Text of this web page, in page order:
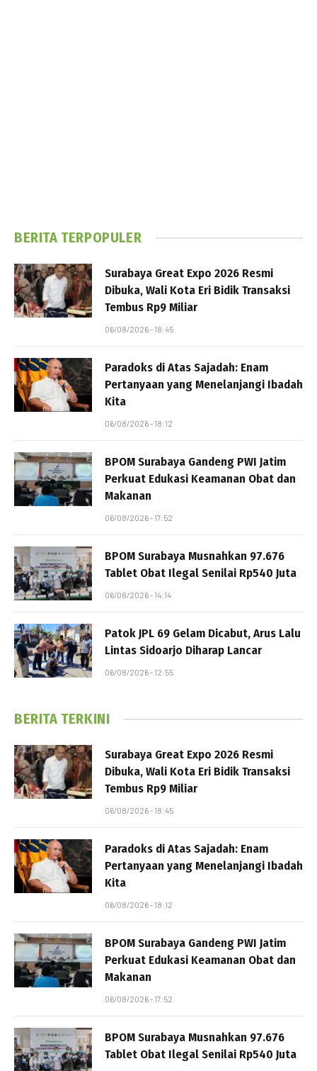
BERITA TERPOPULER
Surabaya Great Expo 2026 Resmi
Dibuka, Wali Kota Eri Bidik Transaksi
Tembus Rp9 Miliar
06/08/2026 - 18:45
Paradoks di Atas Sajadah: Enam
Pertanyaan yang Menelanjangi Ibadah
Kita
06/08/2026 - 18:12
BPOM Surabaya Gandeng PWI Jatim
Perkuat Edukasi Keamanan Obat dan
Makanan
06/08/2026 - 17:52
BPOM Surabaya Musnahkan 97.676
Tablet Obat Ilegal Senilai Rp540 Juta
06/08/2026 - 14:14
Patok JPL 69 Gelam Dicabut, Arus Lalu
Lintas Sidoarjo Diharap Lancar
06/08/2026 - 12:55
BERITA TERKINI
Surabaya Great Expo 2026 Resmi
Dibuka, Wali Kota Eri Bidik Transaksi
Tembus Rp9 Miliar
06/08/2026 - 18:45
Paradoks di Atas Sajadah: Enam
Pertanyaan yang Menelanjangi Ibadah
Kita
06/08/2026 - 18:12
BPOM Surabaya Gandeng PWI Jatim
Perkuat Edukasi Keamanan Obat dan
Makanan
06/08/2026 - 17:52
BPOM Surabaya Musnahkan 97.676
Tablet Obat Ilegal Senilai Rp540 Juta